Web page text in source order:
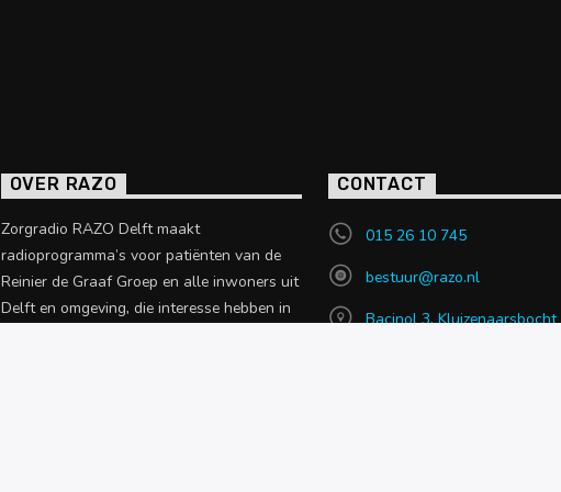
OVER RAZO
Zorgradio RAZO Delft maakt
radioprogramma’s voor patiënten van de
Reinier de Graaf Groep en alle inwoners uit
Delft en omgeving, die interesse hebben in
CONTACT
015 26 10 745
bestuur@razo.nl
Bacinol 3, Kluizenaarsbocht